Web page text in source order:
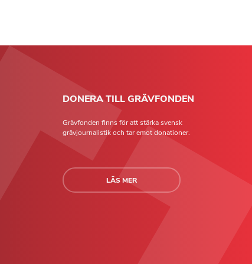
DONERA TILL GRÄVFONDEN
Grävfonden finns för att stärka svensk
grävjournalistik och tar emot donationer.
LÄS MER